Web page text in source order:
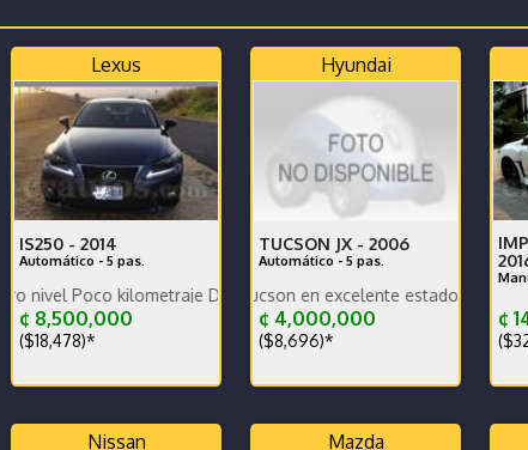
Lexus
IS250 - 2014
Automático - 5 pas.
kilometraje Dekra limpio Full extras Muy bien cuidado Economic
¢ 8,500,000
($18,478)*
Hyundai
TUCSON JX - 2006
Automático - 5 pas.
Se vende Hyundai Tucson en excelente estado general. Buena
¢ 4,000,000
($8,696)*
¢
Nissan Mazda